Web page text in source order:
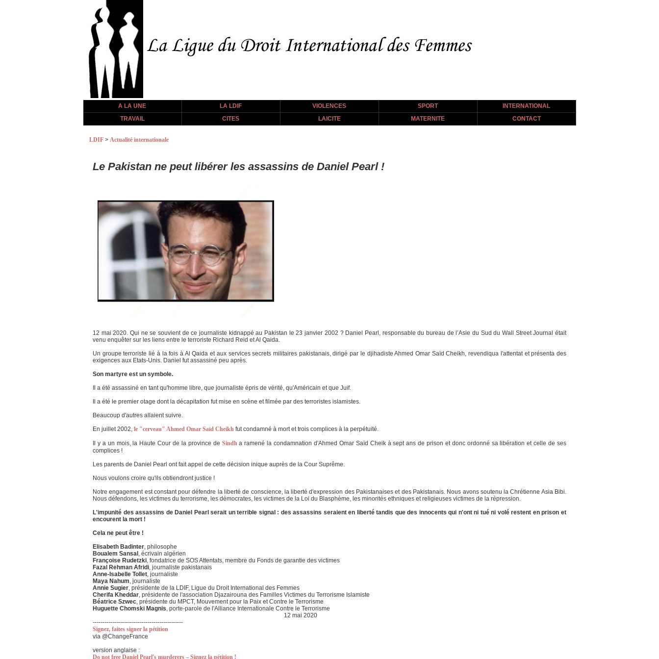
A LA UNE LA LDIF VIOLENCES SPORT
INTERNATIONAL
TRAVAIL
CITES LAICITE MATERNITE CONTACT
LDIF > Actualité internationale
Le Pakistan ne peut libérer les assassins de Daniel Pearl !
12 mai 2020. Qui ne se souvient de ce journaliste kidnappé au Pakistan le 23 janvier 2002 ? Daniel Pearl, responsable du bureau de l’Asie du Sud du Wall Street Journal était
venu enquêter sur les liens entre le terroriste Richard Reid et Al Qaida.
Un groupe terroriste lié à la fois à Al Qaida et aux services secrets militaires pakistanais, dirigé par le djihadiste Ahmed Omar Saïd Cheikh, revendiqua l'attentat et présenta des
exigences aux Etats-Unis. Daniel fut assassiné peu après.
Son martyre est un symbole.
Il a été assassiné en tant qu'homme libre, que journaliste épris de vérité, qu'Américain et que Juif.
Il a été le premier otage dont la décapitation fut mise en scène et filmée par des terroristes islamistes.
Beaucoup d'autres allaient suivre.
En juillet 2002, le "cerveau" Ahmed Omar Saïd Cheikh fut condamné à mort et trois complices à la perpétuité.
Il y a un mois, la Haute Cour de la province de Sindha ramené la condamnation d'Ahmed Omar Saïd Cheik à sept ans de prison et donc ordonné sa libération et celle de ses
complices !
Les parents de Daniel Pearl ont fait appel de cette décision inique auprès de la Cour Suprême.
Nous voulons croire qu'ils obtiendront justice !
Notre engagement est constant pour défendre la liberté de conscience, la liberté d'expression des Pakistanaises et des Pakistanais. Nous avons soutenu la Chrétienne Asia Bibi.
Nous défendons, les victimes du terrorisme, les démocrates, les victimes de la Loi du Blasphème, les minorités ethniques et religieuses victimes de la répression.
L'impunité des assassins de Daniel Pearl serait un terrible signal : des assassins seraient en liberté tandis que des innocents qui n'ont ni tué ni volé restent en prison et
encourent la mort !
Cela ne peut être !
Elisabeth Badinter, philosophe
Boualem Sansal , écrivain algérien
Françoise Rudetzki, fondatrice de SOS Attentats, membre du Fonds de garantie des victimes
Fazal Rehman Afridi, journaliste pakistanais
Anne-Isabelle Tollet, journaliste
Maya Nahum, journaliste
Annie Sugier, présidente de la LDIF, Ligue du Droit International des Femmes
Cherifa Kheddar, présidente de l'association Djazairouna des Familles Victimes du Terrorisme Islamiste
Béatrice Szwec, présidente du MPCT, Mouvement pour la Paix et Contre le Terrorisme
Huguette Chomski Magnis, porte-parole de l'Alliance Internationale Contre le Terrorisme
12 mai 2020
----------------------------------------------
Signez, faites signer la pétition
via @ChangeFrance
version anglaise :
Do not free Daniel Pearl's murderers – Signez la pétition !